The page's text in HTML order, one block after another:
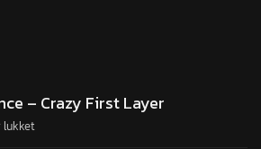
– Crazy First Layer
lukket